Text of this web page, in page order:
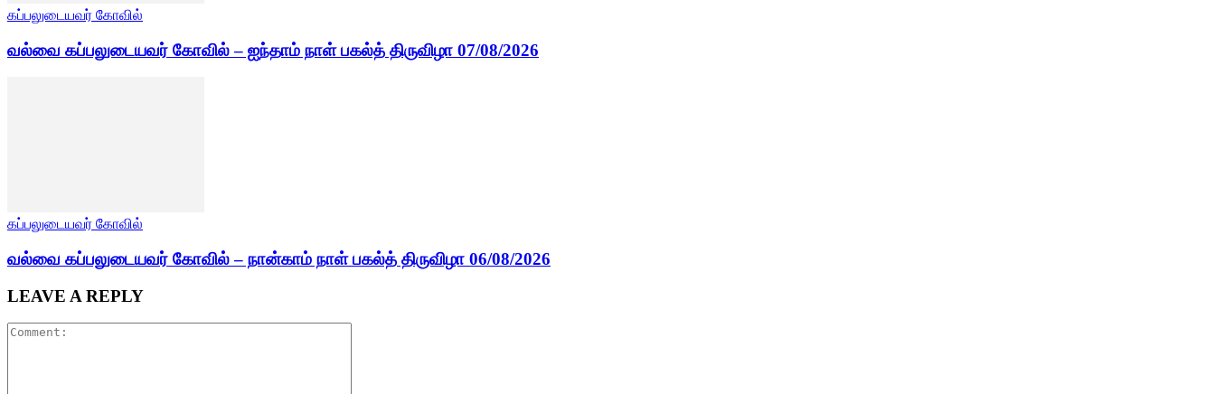
கப்பலுடையவர் கோவில்
வல்வை கப்பலுடையவர் கோவில் – ஐந்தாம் நாள் பகல்த் திருவிழா 07/08/2026
கப்பலுடையவர் கோவில்
வல்வை கப்பலுடையவர் கோவில் – நான்காம் நாள் பகல்த் திருவிழா 06/08/2026
LEAVE A REPLY